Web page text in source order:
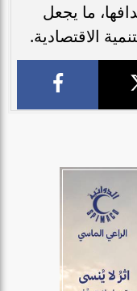
ما يجعل
الاقتصادية.